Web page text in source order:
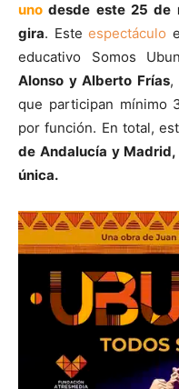
uno desde este 25 de
gira. Esteespectáculo
educativo Somos
Alonso y Alberto Frías,
que participan mínimo
por función. En total,
de Andalucía y Madrid,
única.